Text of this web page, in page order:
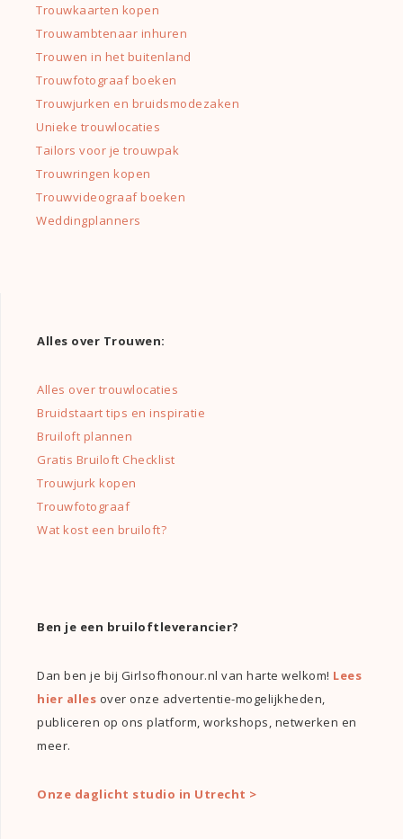
Trouwkaarten kopen
Trouwambtenaar inhuren
Trouwen in het buitenland
Trouwfotograaf boeken
Trouwjurken en bruidsmodezaken
Unieke trouwlocaties
Tailors voor je trouwpak
Trouwringen kopen
Trouwvideograaf boeken
Weddingplanners
Alles over Trouwen:
Alles over trouwlocaties
Bruidstaart tips en inspiratie
Bruiloft plannen
Gratis Bruiloft Checklist
Trouwjurk kopen
Trouwfotograaf
Wat kost een bruiloft?
Ben je een bruiloftleverancier?
Dan ben je bij Girlsofhonour.nl van harte welkom! Lees
hier alles over onze advertentie-mogelijkheden,
publiceren op ons platform, workshops, netwerken en
meer.
Onze daglicht studio in Utrecht >